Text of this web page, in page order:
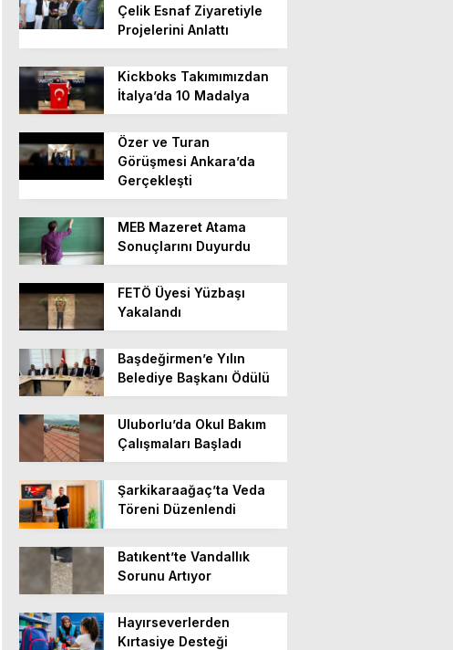
Çelik Esnaf Ziyaretiyle
Projelerini Anlattı
Kickboks Takımımızdan
İtalya’da 10 Madalya
Özer ve Turan
Görüşmesi Ankara’da
Gerçekleşti
MEB Mazeret Atama
Sonuçlarını Duyurdu
FETÖ Üyesi Yüzbaşı
Yakalandı
Başdeğirmen’e Yılın
Belediye Başkanı Ödülü
Uluborlu’da Okul Bakım
Çalışmaları Başladı
Şarkikaraağaç’ta Veda
Töreni Düzenlendi
Batıkent’te Vandallık
Sorunu Artıyor
Hayırseverlerden
Kırtasiye Desteği